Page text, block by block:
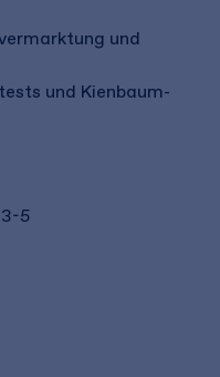
und
und Kienbaum-
5